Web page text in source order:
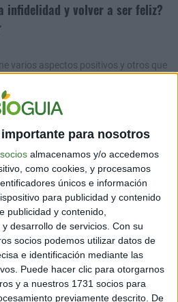
para nosotros
socios almacenamos y/o accedemos
como cookies, y procesamos
únicos e información
para publicidad y contenido
publicidad y contenido,
desarrollo de servicios. Con su
socios podemos utilizar datos de
e identificación mediante las
Puede hacer clic para otorgarnos
y a nuestros 1731 socios para
previamente descrito. De
infidelidad y volver a ser feliz?
varios aspectos positivos y otros que
el mismo novio, lo